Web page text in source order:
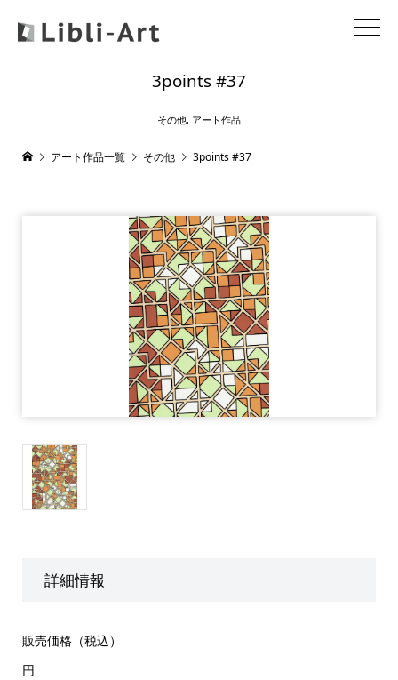
3points #37
その他, アート作品
アート作品一覧 その他 3points #37
詳細情報
販売価格（税込）
円